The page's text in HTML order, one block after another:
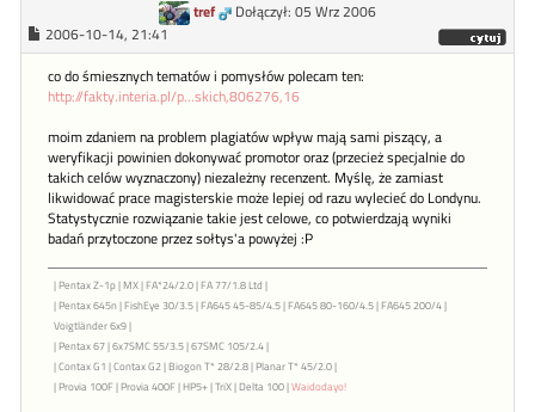
tref
Dołączył: 05 Wrz 2006
2006-10-14, 21:41
co do śmiesznych tematów i pomysłów polecam ten:
http://fakty.interia.pl/p...skich,806276,16
moim zdaniem na problem plagiatów wpływ mają sami piszący, a
weryfikacji powinien dokonywać promotor oraz (przecież specjalnie do
takich celów wyznaczony) niezależny recenzent. Myślę, że zamiast
likwidować prace magisterskie może lepiej od razu wylecieć do Londynu.
Statystycznie rozwiązanie takie jest celowe, co potwierdzają wyniki
badań przytoczone przez sołtys'a powyżej :P
| Pentax Z-1p | MX | FA*24/2.0 | FA 77/1.8 Ltd |
| Pentax 645n | FishEye 30/3.5 | FA645 45-85/4.5 | FA645 80-160/4.5 | FA645 200/4 |
Voigtländer 6x9 |
| Pentax 67 | 6x7SMC 55/3.5 | 67SMC 105/2.4 |
| Contax G1 | Contax G2 | Biogon T* 28/2.8 | Planar T* 45/2.0 |
| Provia 100F | Provia 400F | HP5+ | TriX | Delta 100 |Waidodayo!